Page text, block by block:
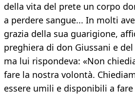
della vita del prete un corpo
a perdere sangue... In molti
grazia della sua guarigione,
preghiera di don Giussani e
ma lui rispondeva: «Non
fare la nostra volontà.
essere umili e disponibili a fare